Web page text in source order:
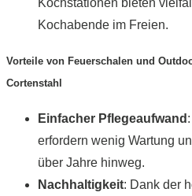
Kochstationen bieten
Kochabende im Freien.
Vorteile von Feuerschalen und
Cortenstahl
Einfacher Pflegeaufwand
erfordern wenig Wartung
über Jahre hinweg.
Nachhaltigkeit: Dank der